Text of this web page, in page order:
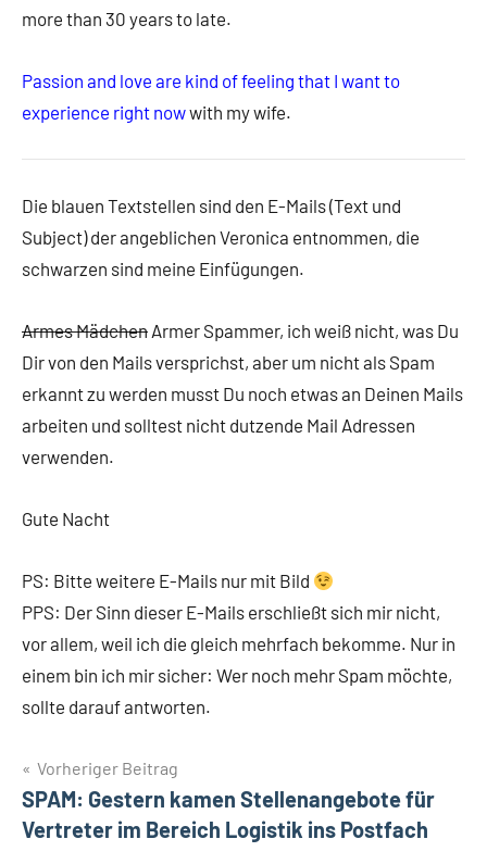
more than 30 years to late.
Passion and love are kind of feeling that I want to
experience right nowwith my wife.
Die blauen Textstellen sind den E-Mails (Text und
Subject) der angeblichen Veronica entnommen, die
schwarzen sind meine Einfügungen.
Armes Mädchen Armer Spammer, ich weiß nicht, was Du
Dir von den Mails versprichst, aber um nicht als Spam
erkannt zu werden musst Du noch etwas an Deinen Mails
arbeiten und solltest nicht dutzende Mail Adressen
verwenden.
Gute Nacht
PS: Bitte weitere E-Mails nur mit Bild
PPS: Der Sinn dieser E-Mails erschließt sich mir nicht,
vor allem, weil ich die gleich mehrfach bekomme. Nur in
einem bin ich mir sicher: Wer noch mehr Spam möchte,
sollte darauf antworten.
Beitragsnavigation
Vorheriger Beitrag
SPAM: Gestern kamen Stellenangebote für
Vertreter im Bereich Logistik ins Postfach